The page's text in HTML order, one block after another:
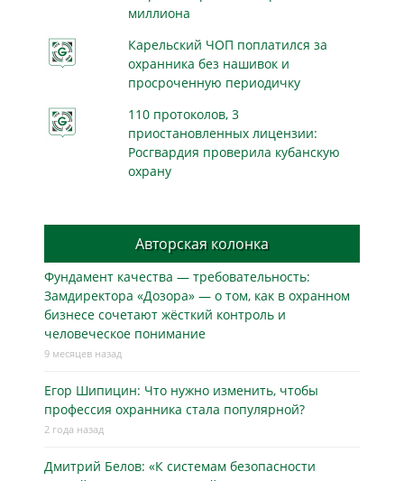
миллиона
Карельский ЧОП поплатился за
охранника без нашивок и
просроченную периодичку
110 протоколов, 3
приостановленных лицензии:
Росгвардия проверила кубанскую
охрану
Авторская колонка
Фундамент качества — требовательность:
Замдиректора «Дозора» — о том, как в охранном
бизнесe сочетают жёсткий контроль и
человеческое понимание
9 месяцев назад
Егор Шипицин: Что нужно изменить, чтобы
профессия охранника стала популярной?
2 года назад
Дмитрий Белов: «К системам безопасности